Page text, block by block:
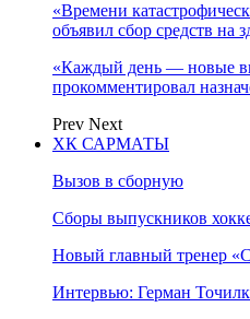
«Времени
объявил сбор средств на
«Каждый день — новые
прокомментировал
Prev Next
ХК САРМАТЫ
Вызов в сборную
Сборы выпускников
Новый главный тренер
Интервью: Герман